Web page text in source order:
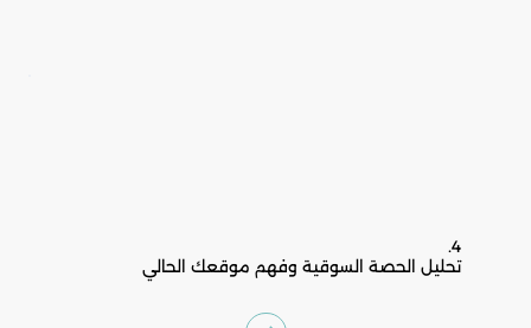
4.
تحليل الحصة السوقية وفهم موقعك الحالي